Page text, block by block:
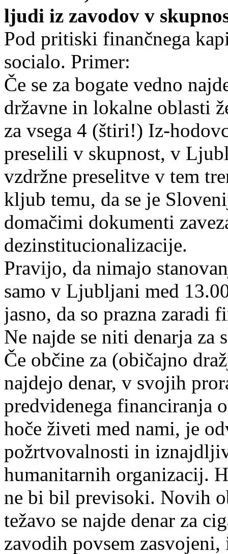
ljudi iz zavodov v
Pod pritiski finančnega
socialo. Primer:
Če se za bogate vedno
državne in lokalne oblasti
za vsega 4 (štiri!) Iz-
preselili v skupnost, v
vzdržne preselitve v tem
kljub temu, da se je
domačimi dokumenti
dezinstitucionalizacije.
Pravijo, da nimajo
samo v Ljubljani med
jasno, da so prazna zaradi
Ne najde se niti denarja za
Če občine za (običajno
najdejo denar, v svojih
predvidenega financiranja
hoče živeti med nami, je
požrtvovalnosti in
humanitarnih organizacij.
ne bi bil previsoki. Novih
težavo se najde denar za
zavodih povsem